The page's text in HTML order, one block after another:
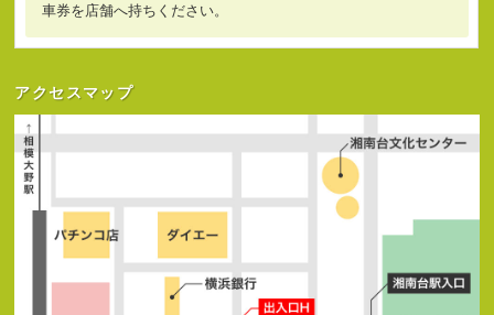
車券を店舗へ持ちください。
アクセスマップ